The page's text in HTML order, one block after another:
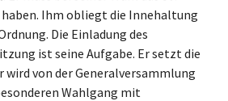
Ihm obliegt die Innehaltung
Die Einladung des
ist seine Aufgabe. Er setzt die
wird von der Generalversammlung
Wahlgang mit